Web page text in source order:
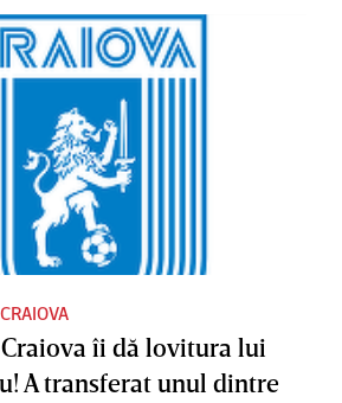
îi dă lovitura lui
A transferat unul dintre